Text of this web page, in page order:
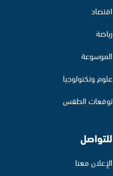
اقتصاد
رياضة
الموسوعة
علوم وتكنولوجيا
توقعات الطقس
للتواصل
الإعلان معنا